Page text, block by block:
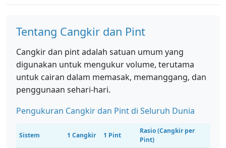
Tentang Cangkir dan Pint
Cangkir dan pint adalah satuan umum yang
digunakan untuk mengukur volume, terutama
untuk cairan dalam memasak, memanggang, dan
penggunaan sehari-hari.
Pengukuran Cangkir dan Pint di Seluruh Dunia
Sistem 1 Cangkir 1 Pint
Rasio (Cangkir per
Pint)